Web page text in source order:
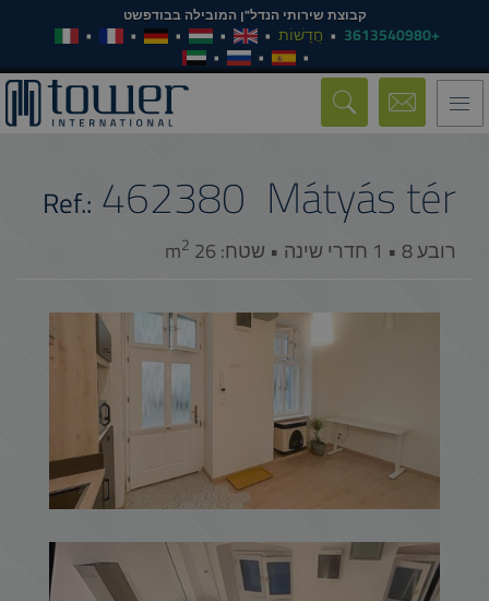
קבוצת שירותי הנדל"ן המובילה בבודפשט
+3613540980 חֲדָשׁוֹת
Toggle
navigation
Mátyás tér
Ref.: 462380
רובע 8 • 1 חדרי שינה • שטח: 26 m 2